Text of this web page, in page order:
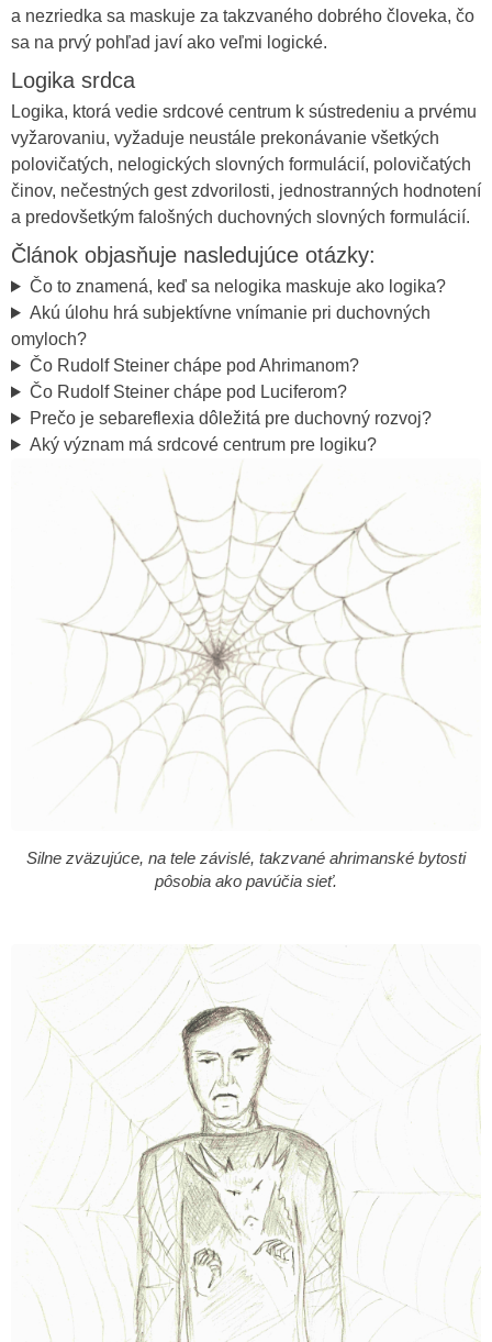
a nezriedka sa maskuje za takzvaného dobrého človeka, čo
sa na prvý pohľad javí ako veľmi logické.
Logika srdca
Logika, ktorá vedie srdcové centrum k sústredeniu a prvému
vyžarovaniu, vyžaduje neustále prekonávanie všetkých
polovičatých, nelogických slovných formulácií, polovičatých
činov, nečestných gest zdvorilosti, jednostranných hodnotení
a predovšetkým falošných duchovných slovných formulácií.
Článok objasňuje nasledujúce otázky:
Čo to znamená, keď sa nelogika maskuje ako logika?
Akú úlohu hrá subjektívne vnímanie pri duchovných
omyloch?
Čo Rudolf Steiner chápe pod Ahrimanom?
Čo Rudolf Steiner chápe pod Luciferom?
Prečo je sebareflexia dôležitá pre duchovný rozvoj?
Aký význam má srdcové centrum pre logiku?
Silne zväzujúce, na tele závislé, takzvané ahrimanské bytosti
pôsobia ako pavúčia sieť.